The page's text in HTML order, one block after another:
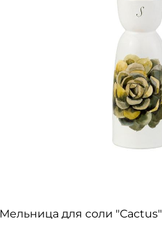
Мельница для соли "Cactus"